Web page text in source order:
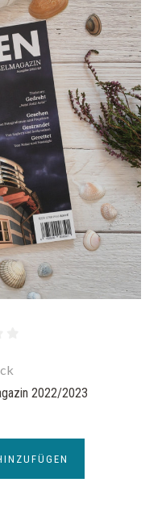
2022/2023